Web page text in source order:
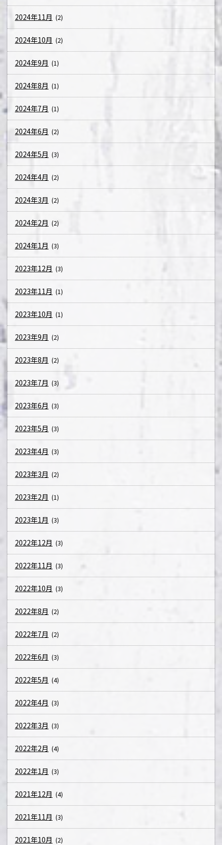
2024年11月 (2)
2024年10月 (2)
2024年9月 (1)
2024年8月 (1)
2024年7月 (1)
2024年6月 (2)
2024年5月 (3)
2024年4月 (2)
2024年3月 (2)
2024年2月 (2)
2024年1月 (3)
2023年12月 (3)
2023年11月 (1)
2023年10月 (1)
2023年9月 (2)
2023年8月 (2)
2023年7月 (3)
2023年6月 (3)
2023年5月 (3)
2023年4月 (3)
2023年3月 (2)
2023年2月 (1)
2023年1月 (3)
2022年12月 (3)
2022年11月 (3)
2022年10月 (3)
2022年8月 (2)
2022年7月 (2)
2022年6月 (3)
2022年5月 (4)
2022年4月 (3)
2022年3月 (3)
2022年2月 (4)
2022年1月 (3)
2021年12月 (4)
2021年11月 (3)
2021年10月 (2)